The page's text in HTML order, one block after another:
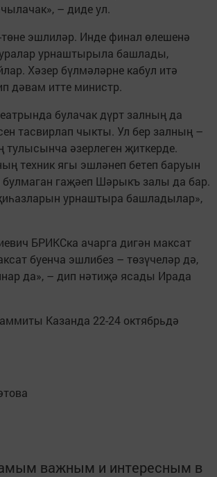
– диде ул.
төне эшлиләр. Инде финал өлешенә
урнаштырыла башлады,
Хәзер бүлмәләрне кабул итә
дәвам итте министр.
булачак дүрт залның да
тасвирлап чыкты. Ул бер залның –
әзерлеген җиткерде.
техник ягы эшләнеп бетеп баруын
булмаган гаҗәеп Шәрыкъ залы да бар.
урнаштыра башладылар»,
БРИКСка ачарга дигән максат
буенча эшлибез – төзүчеләр дә,
да», – дип нәтиҗә ясады Ирада
Казанда 22-24 октябрьдә
важным и интересным в